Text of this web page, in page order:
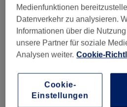
Gesichtsbehandlungen (16)
Unsere Arbeit
Bild anklicken für weitere Details
Medienfunktionen
Datenverkehr zu analysieren.
Informationen über die
unsere Partner für soziale
Analysen weiter. Cookie-
Cookie-
Einstellungen